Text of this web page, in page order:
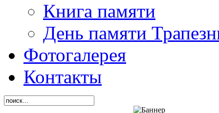
Книга памяти
День памяти
Фотогалерея
Контакты